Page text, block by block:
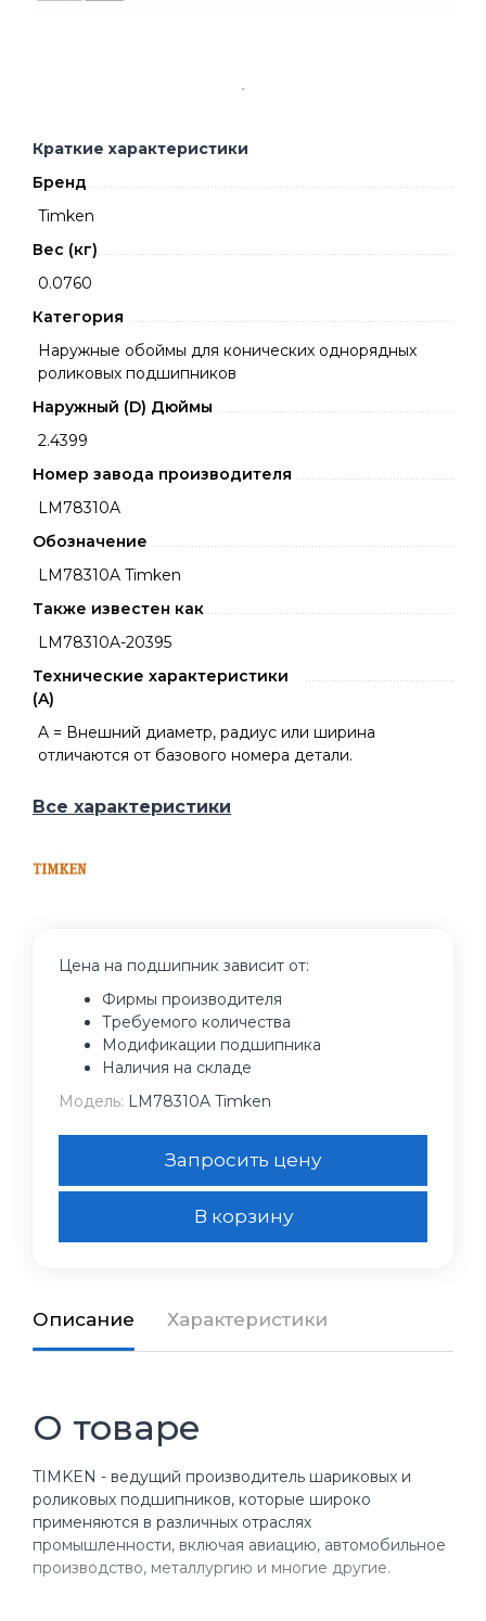
Краткие характеристики
Бренд
Timken
Вес (кг)
0.0760
Категория
Наружные обоймы для конических однорядных
роликовых подшипников
Наружный (D) Дюймы
2.4399
Номер завода производителя
LM78310A
Обозначение
LM78310A Timken
Также известен как
LM78310A-20395
Технические характеристики
(A)
A = Внешний диаметр, радиус или ширина
отличаются от базового номера детали.
Все характеристики
Цена на подшипник зависит от:
Фирмы производителя
Требуемого количества
Модификации подшипника
Наличия на складе
Модель: LM78310A Timken
Запросить цену
В корзину
Описание Характеристики
О товаре
TIMKEN - ведущий производитель шариковых и
роликовых подшипников, которые широко
применяются в различных отраслях
промышленности, включая авиацию, автомобильное
производство, металлургию и многие другие.